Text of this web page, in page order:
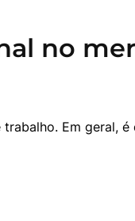
no
Em geral, é